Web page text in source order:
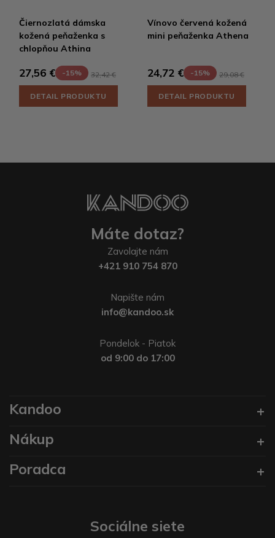
Čiernozlatá dámska
kožená peňaženka s
chlopňou Athina
27,56 € -15% 32,42 €
DETAIL PRODUKTU
Vínovo červená kožená
mini peňaženka Athena
24,72 € -15% 29,08 €
DETAIL PRODUKTU
Máte dotaz?
Zavolajte nám
+421 910 754 870
Napište nám
info@kandoo.sk
Pondelok - Piatok
od 9:00 do 17:00
Kandoo
Nákup
Poradca
Sociálne siete